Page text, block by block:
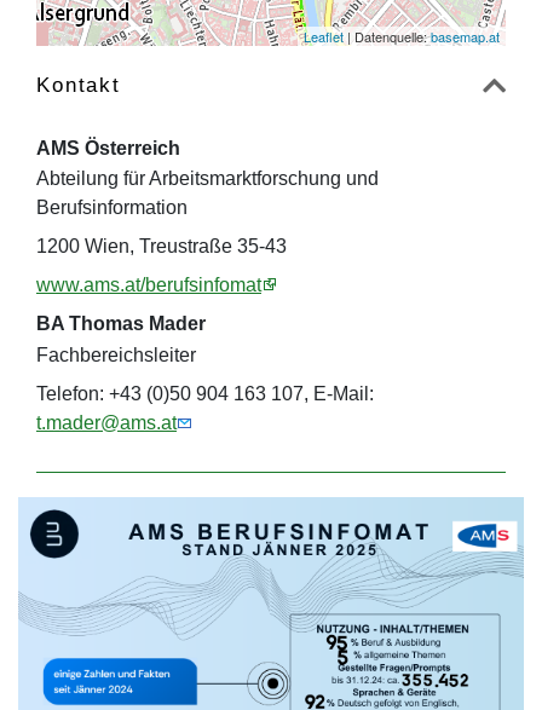
Leaflet | Datenquelle:basemap.at
Kontakt
AMS Österreich
Abteilung für Arbeitsmarktforschung und
Berufsinformation
1200 Wien, Treustraße 35-43
www.ams.at/berufsinfomat
BA Thomas Mader
Fachbereichsleiter
Telefon: +43 (0)50 904 163 107, E-Mail:
t.mader@ams.at